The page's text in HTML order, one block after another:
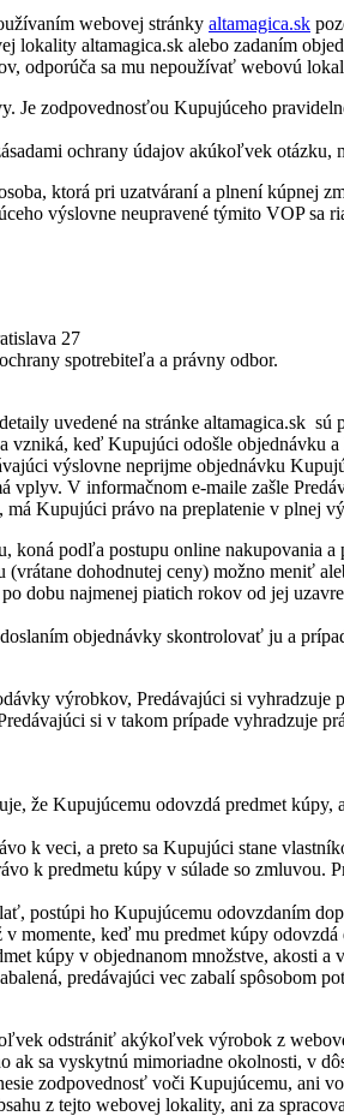
webovej stránky altamagica.sk
lokality altamagica.sk alebo zadaním
odporúča sa mu nepoužívať webovú
Je zodpovednosťou Kupujúceho
ochrany údajov akúkoľvek otázku,
ktorá pri uzatváraní a plnení kúpnej
výslovne neupravené týmito VOP sa
27
spotrebiteľa a právny odbor.
uvedené na stránke altamagica.sk
vzniká, keď Kupujúci odošle objednávku
výslovne neprijme objednávku
vplyv. V informačnom e-maile zašle
má Kupujúci právo na preplatenie v plnej
koná podľa postupu online nakupovania
dohodnutej ceny) možno meniť
dobu najmenej piatich rokov od jej
objednávky skontrolovať ju a
výrobkov, Predávajúci si
si v takom prípade vyhradzuje
že Kupujúcemu odovzdá predmet
k veci, a preto sa Kupujúci stane
k predmetu kúpy v súlade so
postúpi ho Kupujúcemu odovzdaním
momente, keď mu predmet kúpy odovzdá
kúpy v objednanom množstve, akosti a
predávajúci vec zabalí spôsobom
odstrániť akýkoľvek výrobok z
ak sa vyskytnú mimoriadne okolnosti, v
zodpovednosť voči Kupujúcemu, ani
z tejto webovej lokality, ani za